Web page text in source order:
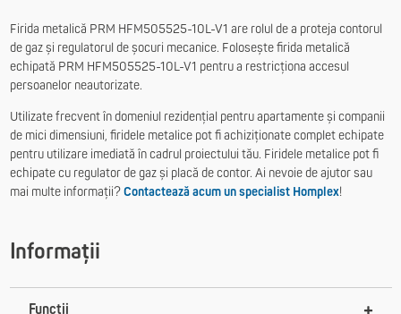
Firida metalică PRM HFM505525-10L-V1 are rolul de a proteja contorul
de gaz și regulatorul de șocuri mecanice. Folosește firida metalică
echipată PRM HFM505525-10L-V1 pentru a restricționa accesul
persoanelor neautorizate.
Utilizate frecvent în domeniul rezidențial pentru apartamente și companii
de mici dimensiuni, firidele metalice pot fi achiziționate complet echipate
pentru utilizare imediată în cadrul proiectului tău. Firidele metalice pot fi
echipate cu regulator de gaz și placă de contor. Ai nevoie de ajutor sau
mai multe informații?Contactează acum un specialist Homplex!
Informații
Funcții